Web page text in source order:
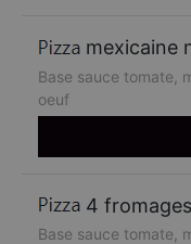
mexicaine
Base sauce tomate,
oeuf
4
Base sauce tomate,